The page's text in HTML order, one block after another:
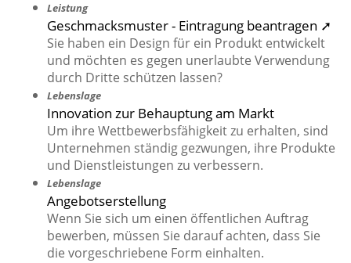
Leistung
Geschmacksmuster - Eintragung beantragen ➚
Sie haben ein Design für ein Produkt entwickelt
und möchten es gegen unerlaubte Verwendung
durch Dritte schützen lassen?
Lebenslage
Innovation zur Behauptung am Markt
Um ihre Wettbewerbsfähigkeit zu erhalten, sind
Unternehmen ständig gezwungen, ihre Produkte
und Dienstleistungen zu verbessern.
Lebenslage
Angebotserstellung
Wenn Sie sich um einen öffentlichen Auftrag
bewerben, müssen Sie darauf achten, dass Sie
die vorgeschriebene Form einhalten.